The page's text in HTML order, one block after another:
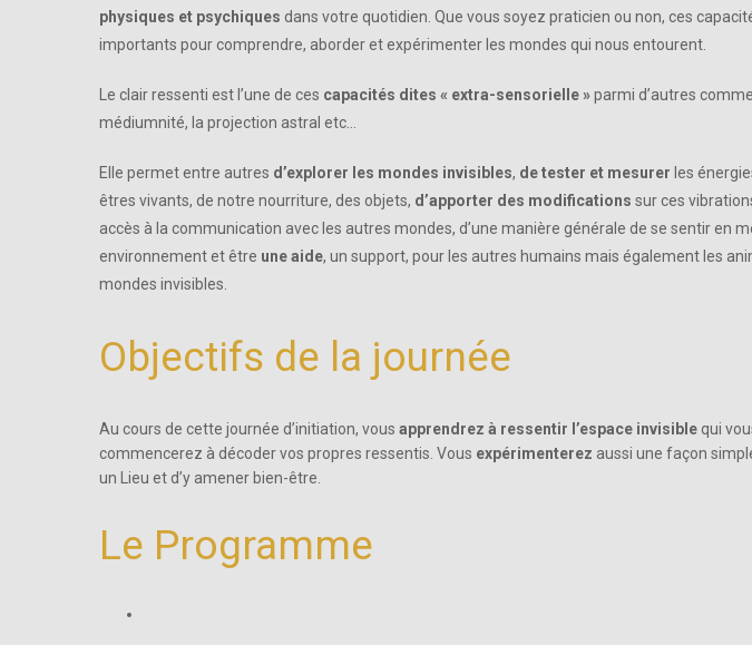
physiques et psychiques dans votre quotidien. Que vous soyez praticien ou non, ces
importants pour comprendre, aborder et expérimenter les mondes qui nous entourent.
Le clair ressenti est l’une de ces capacités dites « extra-sensorielle »parmi d’autres
médiumnité, la projection astral etc…
Elle permet entre autres d’explorer les mondes invisibles, de tester et mesurer les
êtres vivants, de notre nourriture, des objets, d’apporter des modifications sur ces
accès à la communication avec les autres mondes, d’une manière générale de se sentir en
environnement et être une aide, un support, pour les autres humains mais également les
mondes invisibles.
Objectifs de la journée
Au cours de cette journée d’initiation, vous apprendrez à ressentir l’espace invisible qui
commencerez à décoder vos propres ressentis. Vous expérimenterez aussi une façon
un Lieu et d’y amener bien-être.
Le Programme